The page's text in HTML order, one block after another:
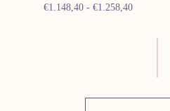
Prezzo
€1.148,40 - Prezzo
€1.258,40